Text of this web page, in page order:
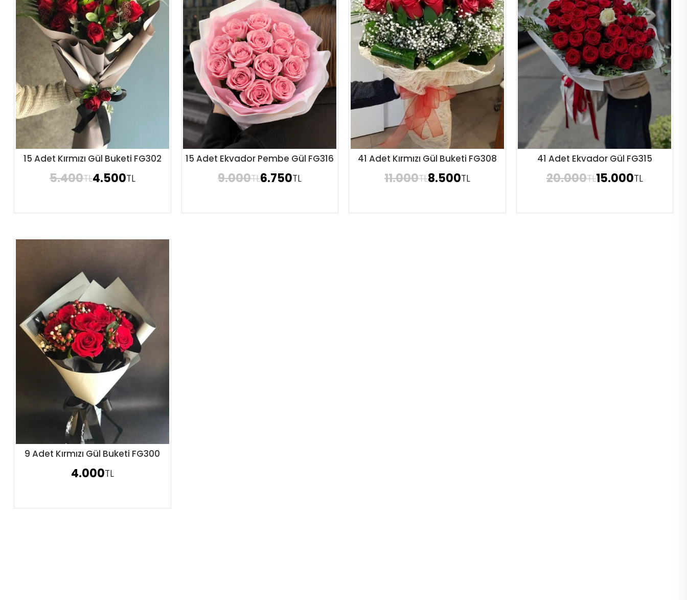
Sipariş Ver
15 Adet Kırmızı Gül Buketi FG302
5.400TL4.500TL
Sipariş Ver
15 Adet Ekvador Pembe Gül FG316
9.000TL6.750TL
Sipariş Ver
41 Adet Kırmızı Gül Buketi FG308
11.000TL8.500TL
Sipariş Ver
41 Adet Ekvador Gül FG315
20.000TL15.000TL
Sipariş Ver
9 Adet Kırmızı Gül Buketi FG300
4.000TL